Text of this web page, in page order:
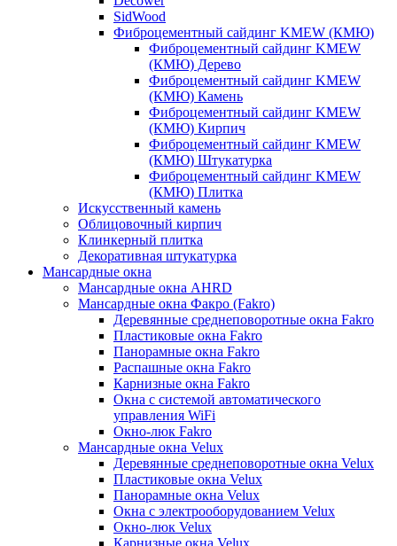
SidWood
Фиброцементный сайдинг KMEW (КМЮ)
Фиброцементный сайдинг KMEW
(КМЮ) Дерево
Фиброцементный сайдинг KMEW
(КМЮ) Камень
Фиброцементный сайдинг KMEW
(КМЮ) Кирпич
Фиброцементный сайдинг KMEW
(КМЮ) Штукатурка
Фиброцементный сайдинг KMEW
(КМЮ) Плитка
Искусственный камень
Облицовочный кирпич
Клинкерный плитка
Декоративная штукатурка
Мансардные окна
Мансардные окна AHRD
Мансардные окна Факро (Fakro)
Деревянные среднеповоротные окна Fakro
Пластиковые окна Fakro
Панорамные окна Fakro
Распашные окна Fakro
Карнизные окна Fakro
Окна с системой автоматического
управления WiFi
Окно-люк Fakro
Мансардные окна Velux
Деревянные среднеповоротные окна Velux
Пластиковые окна Velux
Панорамные окна Velux
Окна с электрооборудованием Velux
Окно-люк Velux
Карнизные окна Velux